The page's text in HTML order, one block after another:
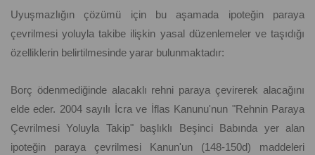
Uyuşmazlığın çözümü için bu aşamada ipoteğin paraya
çevrilmesi yoluyla takibe ilişkin yasal düzenlemeler ve taşıdığı
özelliklerin belirtilmesinde yarar bulunmaktadır:
Borç ödenmediğinde alacaklı rehni paraya çevirerek alacağını
elde eder. 2004 sayılı İcra ve İflas Kanunu'nun "Rehnin Paraya
Çevrilmesi Yoluyla Takip" başlıklı Beşinci Babında yer alan
ipoteğin paraya çevrilmesi Kanun'un (148-150d) maddeleri